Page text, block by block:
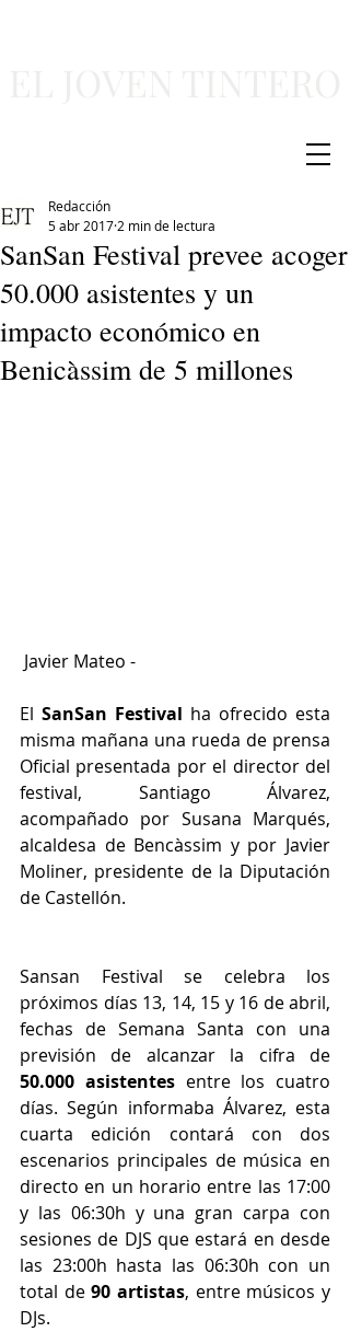
SanSan Festival prevee acoger
50.000 asistentes y un
impacto económico en
Benicàssim de 5 millones
Redacción
5 abr 2017 2 min de lectura
Javier Mateo -
El SanSan Festival ha ofrecido esta
misma mañana una rueda de prensa
Oficial presentada por el director del
festival, Santiago Álvarez,
acompañado por Susana Marqués,
alcaldesa de Bencàssim y por Javier
Moliner, presidente de la Diputación
de Castellón.
Sansan Festival se celebra los
próximos días 13, 14, 15 y 16 de abril,
fechas de Semana Santa con una
50.000 asistentes entre los cuatro
días. Según informaba Álvarez, esta
cuarta edición contará con dos
escenarios principales de música en
directo en un horario entre las 17:00
y las 06:30h y una gran carpa con
sesiones de DJS que estará en desde
las 23:00h hasta las 06:30h con un
total de 90 artistas, entre músicos y
DJs.